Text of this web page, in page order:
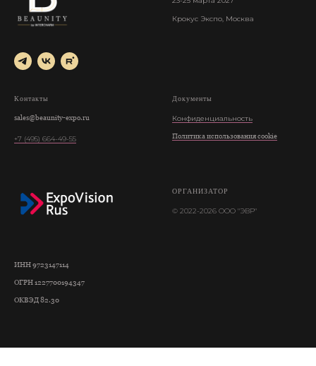
Крокус Экспо, Москва
Контакты
sales@beaunity-expo.ru
+7 (495) 664-49-55
Документы
Конфиденциальность
Политика использования cookie
ОРГАНИЗАТОР
© 2022-2026 ООО "ЭВР"
ИНН 9723147114
ОГРН 1227700194347
ОКВЭД 82.30